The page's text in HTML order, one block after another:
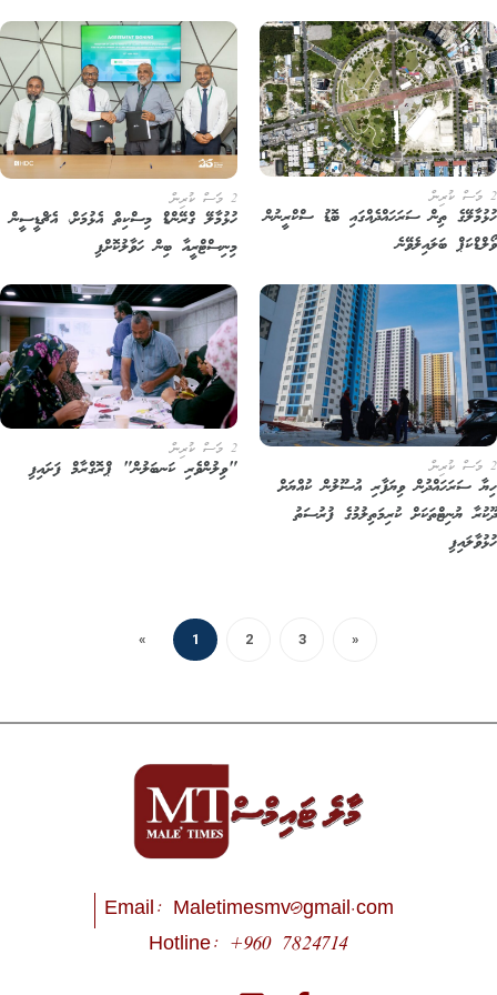
ތިން ސަރަހައްދެއްގައި ބޮޑު ސްކްރީނުން
ބަލައިލެވޭނެ
ހުޅުމާލޭ ގްރޭންޑް މިސްކިތް އެޅުމަށް، އެޗްޑީސީން
މިނިސްޓްރީއާ ބިން ހަވާލުކޮށްފި
ސަރަހައްދުން ވިޔަފާރި އުސޫލުން ކުއްޔަށް
ޔުނިޓްތަކަށް ކުރިމަތިލުމުގެ ފުރުސަތު
"ވިލުންވެރި ކަނބަލުން" ޕްރޮގްރާމް ފަށައިފި
Email:Maletimesmv@gmail.com
Hotline: +960 7824714